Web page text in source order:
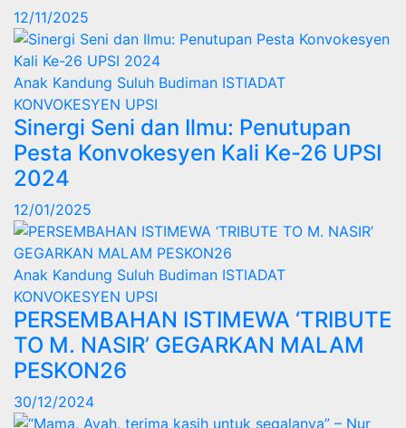
12/11/2025
Anak Kandung Suluh Budiman ISTIADAT
KONVOKESYEN UPSI
Sinergi Seni dan Ilmu: Penutupan
Pesta Konvokesyen Kali Ke-26 UPSI
2024
12/01/2025
Anak Kandung Suluh Budiman ISTIADAT
KONVOKESYEN UPSI
PERSEMBAHAN ISTIMEWA ‘TRIBUTE
TO M. NASIR’ GEGARKAN MALAM
PESKON26
30/12/2024